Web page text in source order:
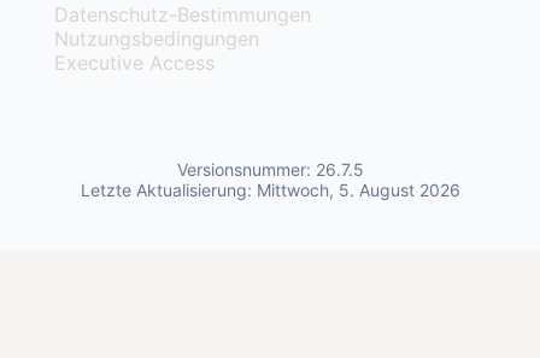
Datenschutz-Bestimmungen
Nutzungsbedingungen
Executive Access
Versionsnummer: 26.7.5
Letzte Aktualisierung: Mittwoch, 5. August 2026